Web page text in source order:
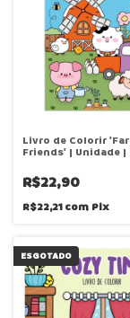
Livro de Colorir
Friends' | Unidade |
R$22,90
R$22,21com Pix
ESGOTADO